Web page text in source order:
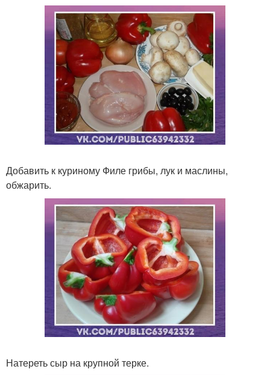
Добавить к куриному Филе грибы, лук и маслины,
обжарить.
Натереть сыр на крупной терке.